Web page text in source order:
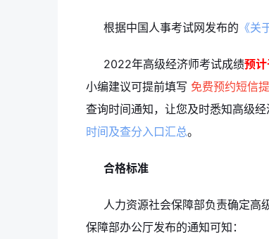
根据中国人事考试网发布的 《关
2022年高级经济师考试成绩预计
小编建议可提前填写 免费预约短信
查询时间通知，让您及时悉知高级
时间及查分入口汇总。
合格标准
人力资源社会保障部负责确定高
保障部办公厅发布的通知可知：